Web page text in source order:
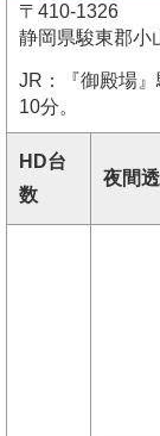
〒410-1326
静岡県駿東郡小
JR：『御殿場
10分。
HD台
数
夜間